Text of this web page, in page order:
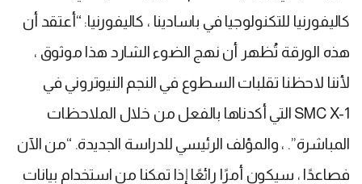
كاليفورنيا للتكنولوجيا في باسادينا ، كاليفورنيا: “أعتقد أن
هذه الورقة تُظهر أن نهج الضوء الشارد هذا موثوق ،
لأننا لاحظنا تقلبات السطوع في النجم النيوتروني في
SMC X-1 التي أكدناها بالفعل من خلال الملاحظات
المباشرة”. ، والمؤلف الرئيسي للدراسة الجديدة. “من الآن
فصاعدًا ، سيكون أمرًا رائعًا إذا تمكنا من استخدام بيانات